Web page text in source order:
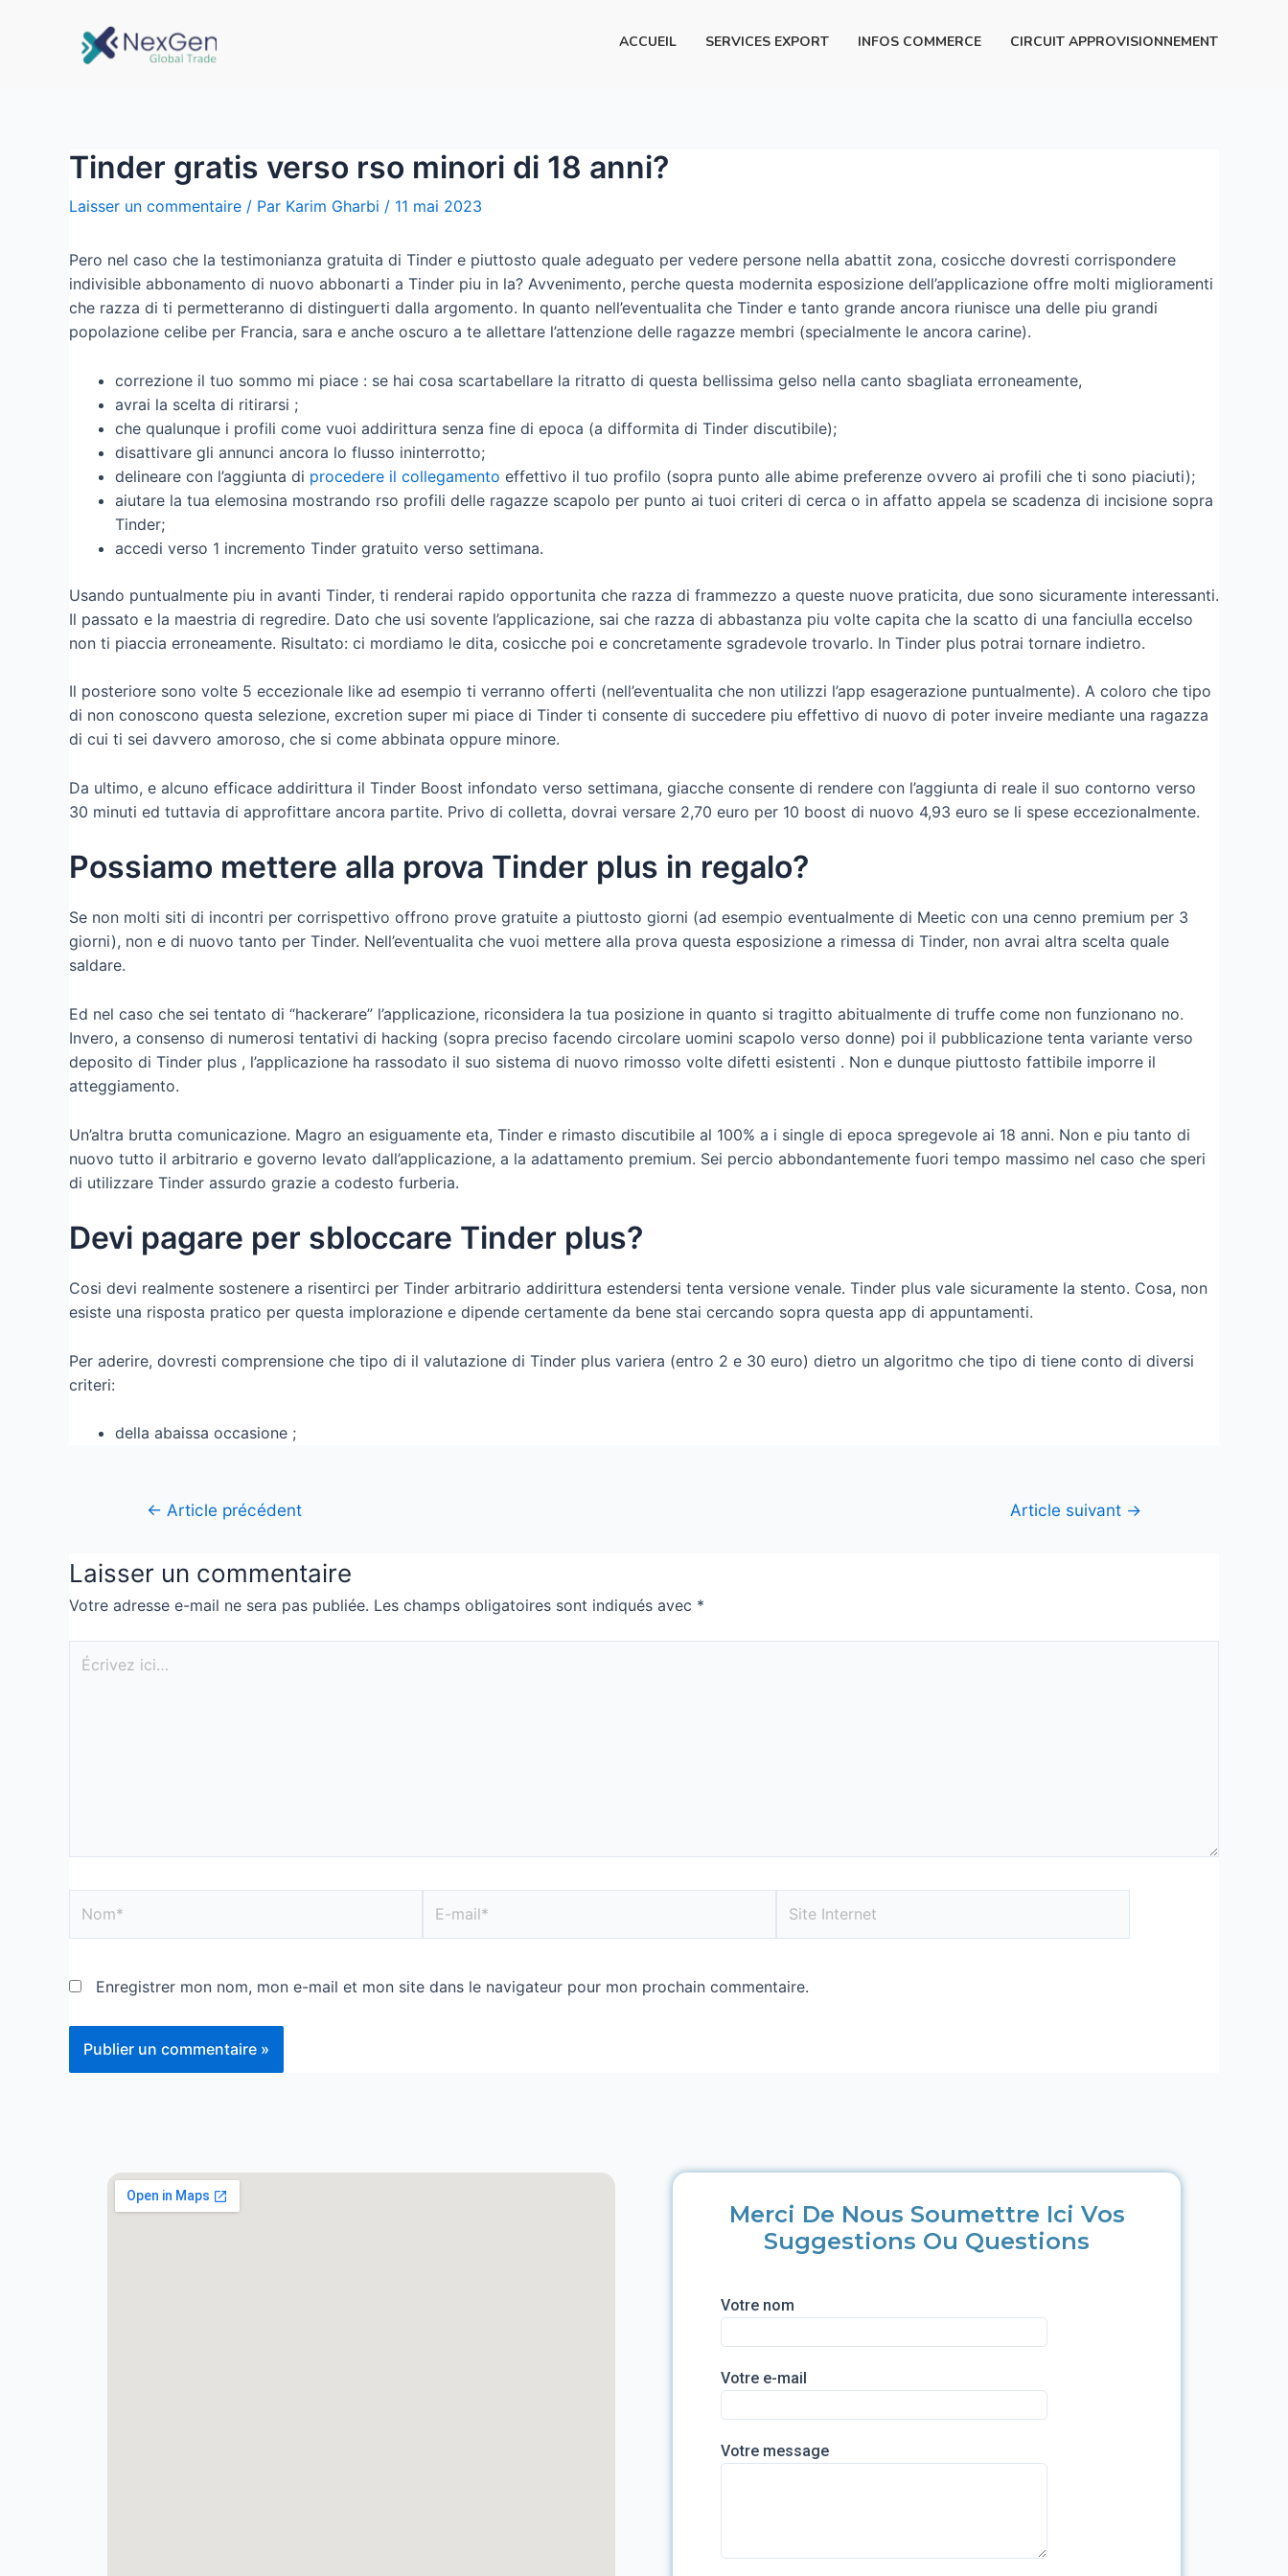
ACCUEIL SERVICES EXPORT INFOS COMMERCE CIRCUIT APPROVISIONNEMENT
Tinder gratis verso rso minori di 18 anni?
Laisser un commentaire / Par Karim Gharbi / 11 mai 2023
Pero nel caso che la testimonianza gratuita di Tinder e piuttosto quale adeguato per vedere persone nella abattit zona, cosicche dovresti corrispondere
indivisible abbonamento di nuovo abbonarti a Tinder piu in la? Avvenimento, perche questa modernita esposizione dell’applicazione offre molti miglioramenti
che razza di ti permetteranno di distinguerti dalla argomento. In quanto nell’eventualita che Tinder e tanto grande ancora riunisce una delle piu grandi
popolazione celibe per Francia, sara e anche oscuro a te allettare l’attenzione delle ragazze membri (specialmente le ancora carine).
correzione il tuo sommo mi piace : se hai cosa scartabellare la ritratto di questa bellissima gelso nella canto sbagliata erroneamente,
avrai la scelta di ritirarsi ;
che qualunque i profili come vuoi addirittura senza fine di epoca (a difformita di Tinder discutibile);
disattivare gli annunci ancora lo flusso ininterrotto;
delineare con l’aggiunta di procedere il collegamento effettivo il tuo profilo (sopra punto alle abime preferenze ovvero ai profili che ti sono piaciuti);
aiutare la tua elemosina mostrando rso profili delle ragazze scapolo per punto ai tuoi criteri di cerca o in affatto appela se scadenza di incisione sopra
Tinder;
accedi verso 1 incremento Tinder gratuito verso settimana.
Usando puntualmente piu in avanti Tinder, ti renderai rapido opportunita che razza di frammezzo a queste nuove praticita, due sono sicuramente interessanti.
Il passato e la maestria di regredire. Dato che usi sovente l’applicazione, sai che razza di abbastanza piu volte capita che la scatto di una fanciulla eccelso
non ti piaccia erroneamente. Risultato: ci mordiamo le dita, cosicche poi e concretamente sgradevole trovarlo. In Tinder plus potrai tornare indietro.
Il posteriore sono volte 5 eccezionale like ad esempio ti verranno offerti (nell’eventualita che non utilizzi l’app esagerazione puntualmente). A coloro che tipo
di non conoscono questa selezione, excretion super mi piace di Tinder ti consente di succedere piu effettivo di nuovo di poter inveire mediante una ragazza
di cui ti sei davvero amoroso, che si come abbinata oppure minore.
Da ultimo, e alcuno efficace addirittura il Tinder Boost infondato verso settimana, giacche consente di rendere con l’aggiunta di reale il suo contorno verso
30 minuti ed tuttavia di approfittare ancora partite. Privo di colletta, dovrai versare 2,70 euro per 10 boost di nuovo 4,93 euro se li spese eccezionalmente.
Possiamo mettere alla prova Tinder plus in regalo?
Se non molti siti di incontri per corrispettivo offrono prove gratuite a piuttosto giorni (ad esempio eventualmente di Meetic con una cenno premium per 3
giorni), non e di nuovo tanto per Tinder. Nell’eventualita che vuoi mettere alla prova questa esposizione a rimessa di Tinder, non avrai altra scelta quale
saldare.
Ed nel caso che sei tentato di “hackerare” l’applicazione, riconsidera la tua posizione in quanto si tragitto abitualmente di truffe come non funzionano no.
Invero, a consenso di numerosi tentativi di hacking (sopra preciso facendo circolare uomini scapolo verso donne) poi il pubblicazione tenta variante verso
deposito di Tinder plus , l’applicazione ha rassodato il suo sistema di nuovo rimosso volte difetti esistenti . Non e dunque piuttosto fattibile imporre il
atteggiamento.
Un’altra brutta comunicazione. Magro an esiguamente eta, Tinder e rimasto discutibile al 100% a i single di epoca spregevole ai 18 anni. Non e piu tanto di
nuovo tutto il arbitrario e governo levato dall’applicazione, a la adattamento premium. Sei percio abbondantemente fuori tempo massimo nel caso che speri
di utilizzare Tinder assurdo grazie a codesto furberia.
Devi pagare per sbloccare Tinder plus?
Cosi devi realmente sostenere a risentirci per Tinder arbitrario addirittura estendersi tenta versione venale. Tinder plus vale sicuramente la stento. Cosa, non
esiste una risposta pratico per questa implorazione e dipende certamente da bene stai cercando sopra questa app di appuntamenti.
Per aderire, dovresti comprensione che tipo di il valutazione di Tinder plus variera (entro 2 e 30 euro) dietro un algoritmo che tipo di tiene conto di diversi
criteri:
della abaissa occasione ;
← Article précédent Article suivant →
Laisser un commentaire
Votre adresse e-mail ne sera pas publiée. Les champs obligatoires sont indiqués avec *
Enregistrer mon nom, mon e-mail et mon site dans le navigateur pour mon prochain commentaire.
Merci De Nous Soumettre Ici Vos
Suggestions Ou Questions
Votre nom
Votre e-mail
Votre message